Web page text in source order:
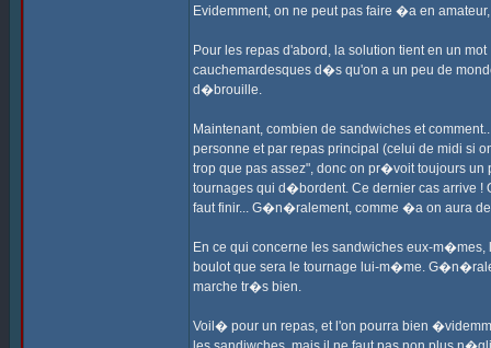
Evidemment, on ne peut pas faire �a en
Pour les repas d'abord, la solution tient en un
cauchemardesques d�s qu'on a un peu de
d�brouille.
Maintenant, combien de sandwiches et
personne et par repas principal (celui de midi si
trop que pas assez", donc on pr�voit toujours
tournages qui d�bordent. Ce dernier cas
faut finir... G�n�ralement, comme �a on aura
En ce qui concerne les sandwiches eux-
boulot que sera le tournage lui-m�me.
marche tr�s bien.
Voil� pour un repas, et l'on pourra bien